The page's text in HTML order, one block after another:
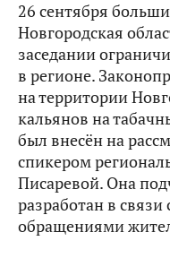
26 сентября
Новгородская
заседании
в регионе.
на территории
кальянов на
был внесён на
спикером
Писаревой. Она
разработан в
обращениями